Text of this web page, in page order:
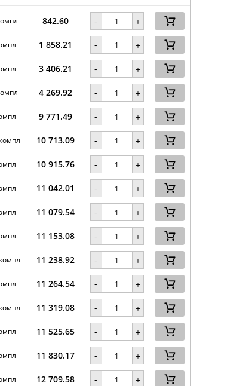
842.60 - +
1 858.21 - +
3 406.21 - +
4 269.92 - +
9 771.49 - +
10 713.09 - +
10 915.76 - +
11 042.01 - +
11 079.54 - +
11 153.08 - +
11 238.92 - +
11 264.54 - +
11 319.08 - +
11 525.65 - +
11 830.17 - +
12 709.58 - +